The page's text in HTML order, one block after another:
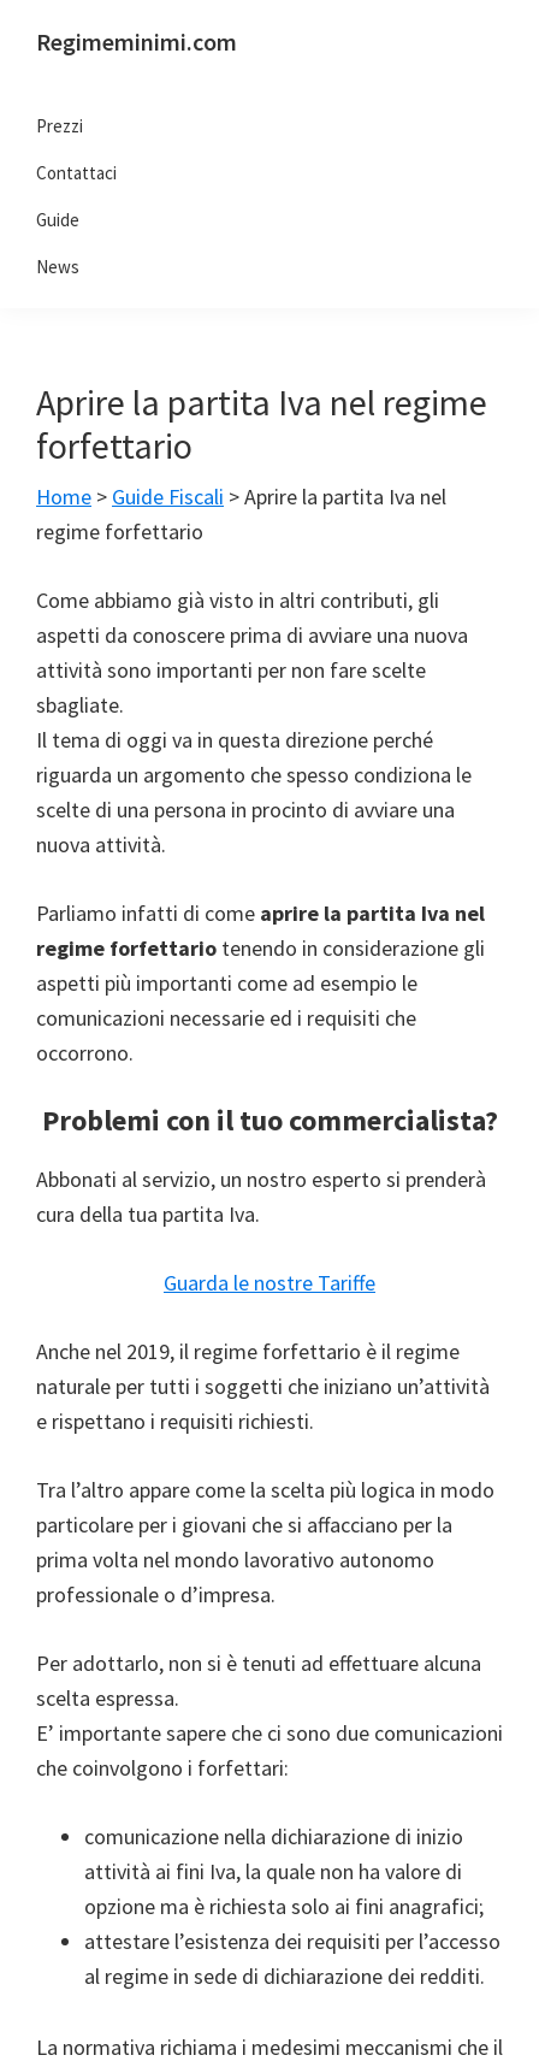
primaria
principale
laterale
Regimeminimi.com
consulente
di
fiducia
Prezzi
Contattaci
Guide
News
Aprire la partita Iva nel regime
forfettario
Home > Guide Fiscali >Aprire la partita Iva nel
regime forfettario
Come abbiamo già visto in altri contributi, gli
aspetti da conoscere prima di avviare una nuova
attività sono importanti per non fare scelte
sbagliate.
Il tema di oggi va in questa direzione perché
riguarda un argomento che spesso condiziona le
scelte di una persona in procinto di avviare una
nuova attività.
Parliamo infatti di come aprire la partita Iva nel
regime forfettario tenendo in considerazione gli
aspetti più importanti come ad esempio le
comunicazioni necessarie ed i requisiti che
occorrono.
Problemi con il tuo commercialista?
Abbonati al servizio, un nostro esperto si prenderà
cura della tua partita Iva.
Guarda le nostre Tariffe
Anche nel 2019, il regime forfettario è il regime
naturale per tutti i soggetti che iniziano un’attività
e rispettano i requisiti richiesti.
Tra l’altro appare come la scelta più logica in modo
particolare per i giovani che si affacciano per la
prima volta nel mondo lavorativo autonomo
professionale o d’impresa.
Per adottarlo, non si è tenuti ad effettuare alcuna
scelta espressa.
E’ importante sapere che ci sono due comunicazioni
che coinvolgono i forfettari:
comunicazione nella dichiarazione di inizio
attività ai fini Iva, la quale non ha valore di
opzione ma è richiesta solo ai fini anagrafici;
attestare l’esistenza dei requisiti per l’accesso
al regime in sede di dichiarazione dei redditi.
La normativa richiama i medesimi meccanismi che il